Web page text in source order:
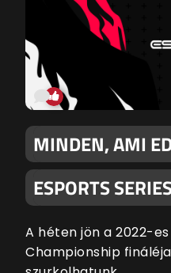
MINDEN, AMI
ESPORTS
A héten jön a 2022-es
Championship